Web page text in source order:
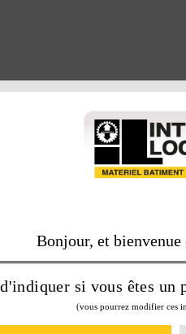
Bonjour, et
si vous êtes un
(vous pourrez modifier ces
À CHEMINÉE